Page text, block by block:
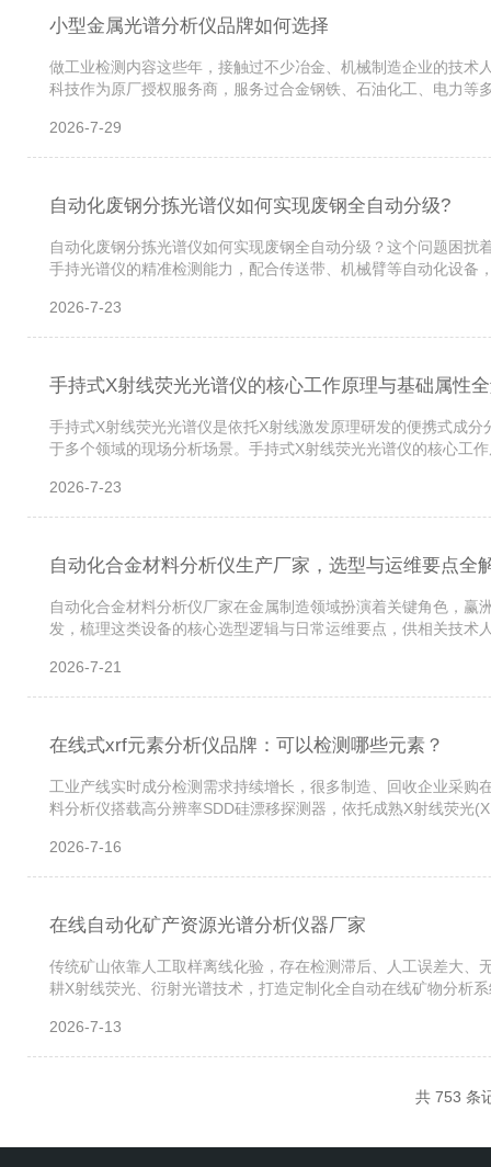
小型金属光谱分析仪品牌如何选择
做工业检测内容这些年，接触过不少冶金、机械制造企业的技
科技作为原厂授权服务商，服务过合金钢铁、石油化工、电力
2026-7-29
自动化废钢分拣光谱仪如何实现废钢全自动分级?
自动化废钢分拣光谱仪如何实现废钢全自动分级？这个问题困
手持光谱仪的精准检测能力，配合传送带、机械臂等自动化设
2026-7-23
手持式X射线荧光光谱仪的核心工作原理与基础属性
手持式X射线荧光光谱仪是依托X射线激发原理研发的便携式成
于多个领域的现场分析场景。手持式X射线荧光光谱仪的核心工
2026-7-23
自动化合金材料分析仪生产厂家，选型与运维要点全
自动化合金材料分析仪厂家在金属制造领域扮演着关键角色，
发，梳理这类设备的核心选型逻辑与日常运维要点，供相关技
2026-7-21
在线式xrf元素分析仪品牌：可以检测哪些元素？
工业产线实时成分检测需求持续增长，很多制造、回收企业采
料分析仪搭载高分辨率SDD硅漂移探测器，依托成熟X射线荧光
2026-7-16
在线自动化矿产资源光谱分析仪器厂家
传统矿山依靠人工取样离线化验，存在检测滞后、人工误差大
耕X射线荧光、衍射光谱技术，打造定制化全自动在线矿物分析
2026-7-13
共 753 条